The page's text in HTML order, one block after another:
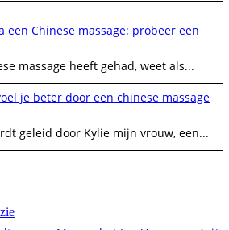
een Chinese massage: probeer een
massage heeft gehad, weet als...
je beter door een chinese massage
geleid door Kylie mijn vrouw, een...